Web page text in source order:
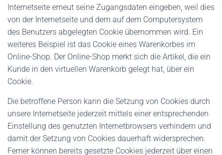
Internetseite erneut seine Zugangsdaten eingeben, weil dies
von der Internetseite und dem auf dem Computersystem
des Benutzers abgelegten Cookie übernommen wird. Ein
weiteres Beispiel ist das Cookie eines Warenkorbes im
Online-Shop. Der Online-Shop merkt sich die Artikel, die ein
Kunde in den virtuellen Warenkorb gelegt hat, über ein
Cookie.
Die betroffene Person kann die Setzung von Cookies durch
unsere Internetseite jederzeit mittels einer entsprechenden
Einstellung des genutzten Internetbrowsers verhindern und
damit der Setzung von Cookies dauerhaft widersprechen.
Ferner können bereits gesetzte Cookies jederzeit über einen